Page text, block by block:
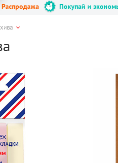
Распродажа Покупай и